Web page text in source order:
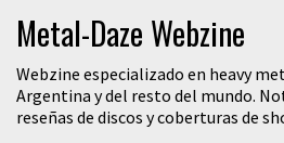
Metal-Daze Webzine
Webzine especializado en heavy
Argentina y del resto del mundo.
reseñas de discos y coberturas de